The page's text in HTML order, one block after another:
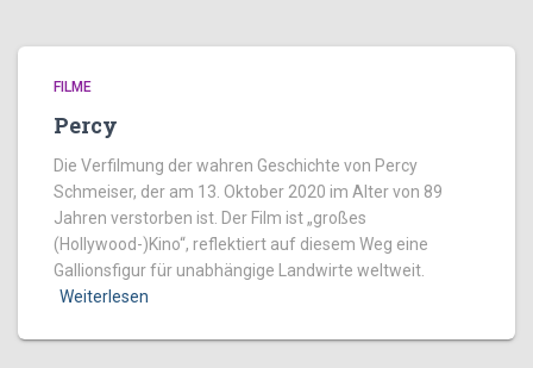
FILME
Percy
Die Verfilmung der wahren Geschichte von Percy
Schmeiser, der am 13. Oktober 2020 im Alter von 89
Jahren verstorben ist. Der Film ist „großes
(Hollywood-)Kino“, reflektiert auf diesem Weg eine
Gallionsfigur für unabhängige Landwirte weltweit.
Weiterlesen